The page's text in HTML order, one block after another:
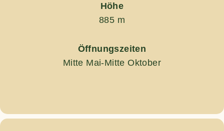
Höhe
885 m
Öffnungszeiten
Mitte Mai-Mitte Oktober